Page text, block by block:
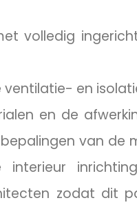
volledig
en
en de
van de
interieur
zodat dit